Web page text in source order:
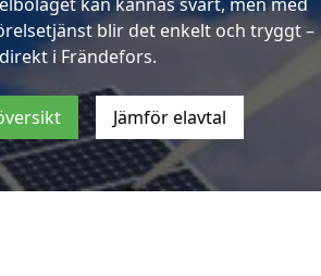
blir det enkelt och tryggt –
i Frändefors.
Jämför elavtal